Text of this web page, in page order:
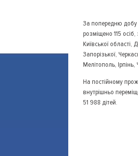
За попередню добу
розміщено 115
Київської області,
Запорізької,
Мелітополь,
На постійному
внутрішньо
51 988 дітей.